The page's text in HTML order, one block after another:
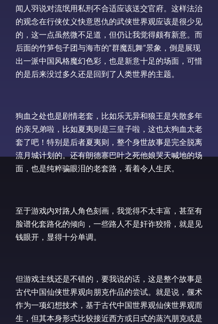
闻人羽说对流氓用私刑不合适应该送交官府。这样法治
的观念在行侠仗义快意恩仇的武侠世界观应该是很少见
的，这一点虽然微不足道，但仍让我觉得颇有新意。而
后面的竹笋包子团与海市的“群魔乱舞”景象，倒是展现
出一派中国风格魔幻色彩，也是新意十足的场面，可惜
的是后来没过多久还是回到了人类世界的主题。
狗血之处也是剧情老套，比如乐无异和狼王是失散多年
的亲兄弟啦，比如夏夷则是三皇子啦，这也太狗血太老
套了吧！特别是后者夏夷则，整个身世故事是完全脱离
流月城计划的。还有朗德寨巴叶之死他娘哭天喊地的场
面，也是纯粹骗眼泪的老套路，看着令人生厌。
至于游戏内对路人角色刻画，我觉得不太丰富，甚至有
脸谱化套路化的倾向，一些路人不是奸诈狡猾，就是见
钱眼开，显得十分单调。
但游戏主线还是不错的，要我说的话，这是整个故事是
古代中国仙侠世界观向朋克作品的尝试。就是说，偃术
作为一项幻想技术，基于古代中国世界观仙侠世界观而
生，但其本身形式比较接近西方或日式的蒸汽朋克或是